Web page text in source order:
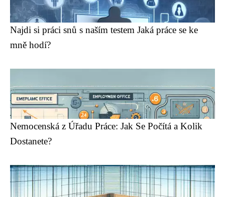
Najdi si práci snů s naším testem Jaká práce se ke
mně hodí?
Nemocenská z Úřadu Práce: Jak Se Počítá a Kolik
Dostanete?